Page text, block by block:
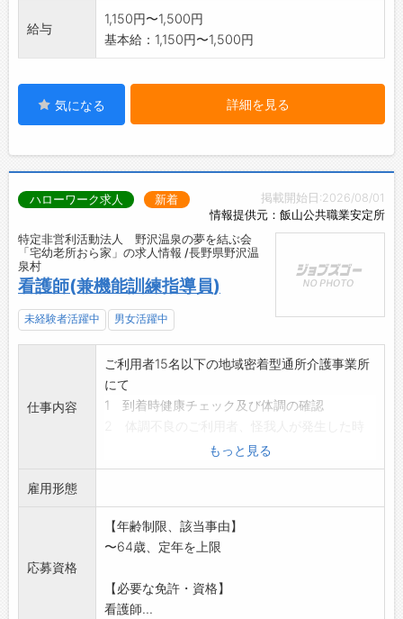
給与
1,150円〜1,500円
基本給：1,150円〜1,500円
気になる 詳細を見る
掲載開始日:2026/08/01
情報提供元：飯山公共職業安定所
ハローワーク求人 新着
特定非営利活動法人 野沢温泉の夢を結ぶ会
「宅幼老所おら家」の求人情報 /長野県野沢温
泉村
看護師(兼機能訓練指導員)
未経験者活躍中 男女活躍中
仕事内容
ご利用者15名以下の地域密着型通所介護事業所
にて
1 到着時健康チェック及び体調の確認
3 ご利用者の食事、入浴等の介助、介護スタ
います。
4 入浴後、看護師が必要な処置を行います。
5 ご利用者一人一人の健康を目指した機能訓
【変更範囲:なし】
もっと見る
雇用形態
応募資格
【年齢制限、該当事由】
〜64歳、定年を上限
【必要な免許・資格】
看護師...